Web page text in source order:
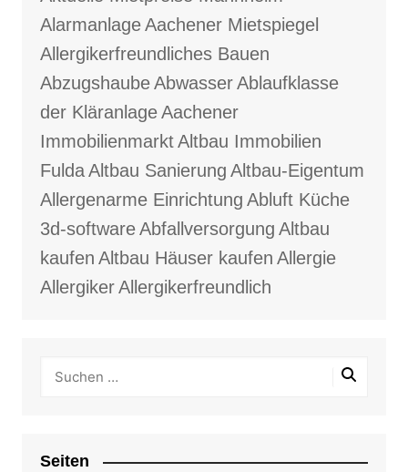
AlarmanlageAachener Mietspiegel
Allergikerfreundliches Bauen
AbzugshaubeAbwasserAblaufklasse
der KläranlageAachener
ImmobilienmarktAltbau Immobilien
FuldaAltbau Sanierung Altbau-Eigentum
Allergenarme Einrichtung Abluft Küche
3d-softwareAbfallversorgung Altbau
kaufen Altbau Häuser kaufen Allergie
AllergikerAllergikerfreundlich
Seiten